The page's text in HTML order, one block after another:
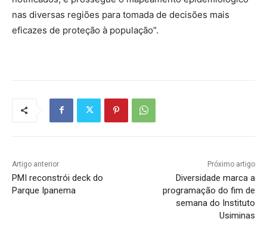
nas diversas regiões para tomada de decisões mais
eficazes de proteção à população”.
Artigo anterior
PMI reconstrói deck do
Parque Ipanema
Próximo artigo
Diversidade marca a
programação do fim de
semana do Instituto
Usiminas